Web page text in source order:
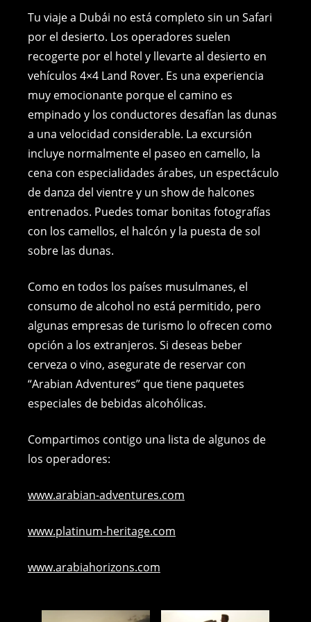
c
e
b
o
o
k
ss
e
n
g
er
er
e
st
p
y
Li
n
k
ai
l
at
A
p
p
Tu viaje a Dubái no está completo sin un Safari
por el desierto. Los operadores suelen
recogerte por el hotel y llevarte al desierto en
vehículos 4×4 Land Rover. Es una experiencia
muy emocionante porque el camino es
empinado y los conductores desafían las dunas
a una velocidad considerable. La excursión
incluye normalmente el paseo en camello, la
cena con especialidades árabes, un espectáculo
de danza del vientre y un show de halcones
entrenados. Puedes tomar bonitas fotografías
con los camellos, el halcón y la puesta de sol
sobre las dunas.
Como en todos los países musulmanes, el
consumo de alcohol no está permitido, pero
algunas empresas de turismo lo ofrecen como
opción a los extranjeros. Si deseas beber
cerveza o vino, asegurate de reservar con
“Arabian Adventures” que tiene paquetes
especiales de bebidas alcohólicas.
Compartimos contigo una lista de algunos de
los operadores:
www.arabian-adventures.com
www.platinum-heritage.com
www.arabiahorizons.com